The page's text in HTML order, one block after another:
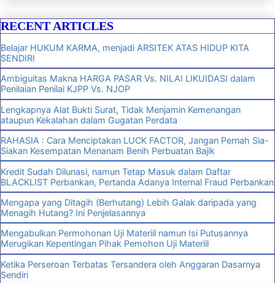
RECENT ARTICLES
Belajar HUKUM KARMA, menjadi ARSITEK ATAS HIDUP KITA
SENDIRI
Ambiguitas Makna HARGA PASAR Vs. NILAI LIKUIDASI dalam
Penilaian Penilai KJPP Vs. NJOP
Lengkapnya Alat Bukti Surat, Tidak Menjamin Kemenangan
ataupun Kekalahan dalam Gugatan Perdata
RAHASIA : Cara Menciptakan LUCK FACTOR, Jangan Pernah Sia-
Siakan Kesempatan Menanam Benih Perbuatan Bajik
Kredit Sudah Dilunasi, namun Tetap Masuk dalam Daftar
BLACKLIST Perbankan, Pertanda Adanya Internal Fraud Perbankan
Mengapa yang Ditagih (Berhutang) Lebih Galak daripada yang
Menagih Hutang? Ini Penjelasannya
Mengabulkan Permohonan Uji Materiil namun Isi Putusannya
Merugikan Kepentingan Pihak Pemohon Uji Materiil
Ketika Perseroan Terbatas Tersandera oleh Anggaran Dasarnya
Sendiri